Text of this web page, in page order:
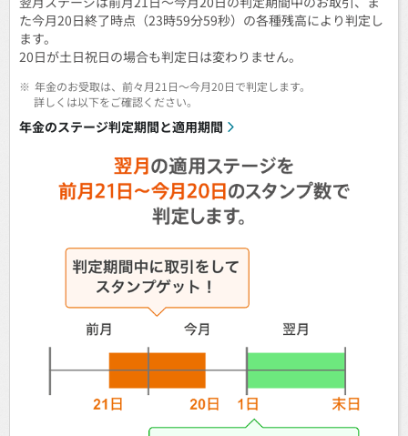
た今月20日終了時点（23時59分59秒）の各種残高により判定し
ます。
20日が土日祝日の場合も判定日は変わりません。
※ 年金のお受取は、前々月21日～今月20日で判定します。
詳しくは以下をご確認ください。
年金のステージ判定期間と適用期間